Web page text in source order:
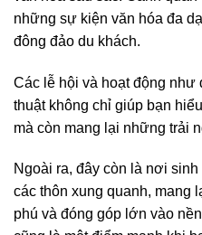
những sự kiện văn hóa đa
đông đảo du khách.
Các lễ hội và hoạt động như
thuật không chỉ giúp bạn
mà còn mang lại những trải
Ngoài ra, đây còn là nơi
các thôn xung quanh, mang
phú và đóng góp lớn vào